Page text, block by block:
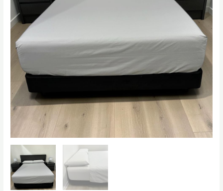
Poliéster,
Gris
Claro
cantidad